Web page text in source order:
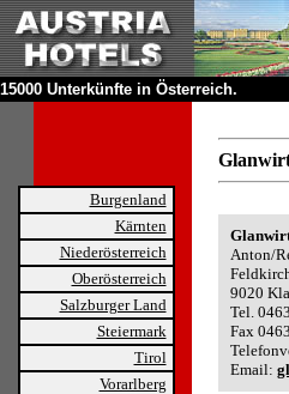
15000 Unterkünfte in Österreich.
Burgenland
Kärnten
Niederösterreich
Oberösterreich
Salzburger Land
Steiermark
Tirol
Vorarlberg
Anton/
9020
Tel.
Fax
Email: